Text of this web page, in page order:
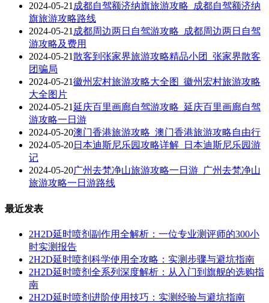
2024-05-21 成都自驾额济纳旗旅游攻略_成都自驾额济纳
旗旅游攻略路线
2024-05-21 成都周边两日自驾游攻略_成都周边两日自驾
游攻略及费用
2024-05-21散客到张家界旅游攻略精品小团_张家界散客
团骗局
2024-05-21徽州宏村旅游攻略大全图_徽州宏村旅游攻略
大全图片
2024-05-21延庆百里画廊自驾游攻略_延庆百里画廊自驾
游攻略一日游
2024-05-20澳门香港旅游攻略_澳门香港旅游攻略自由行
2024-05-20日本迪斯尼乐园攻略详解_日本迪斯尼乐园游
记
2024-05-20广州去梵净山旅游攻略一日游_广州去梵净山
旅游攻略一日游路线
最近发表
2H2D延时喷剂副作用全解析：一位专业测评师的300小
时实测报告
2H2D延时喷剂科学使用全攻略：实测步骤与避坑指南
2H2D延时喷剂全系列深度解析：从入门到旗舰的选购指
南
2H2D延时喷剂进阶使用技巧：实测经验与避坑指南